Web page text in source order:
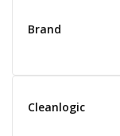
Brand
Cleanlogic